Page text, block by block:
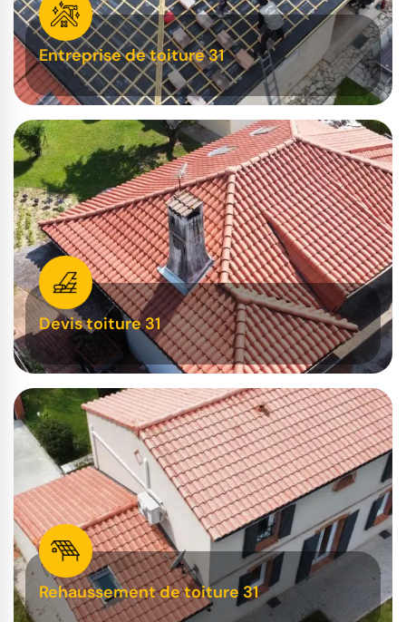
Entreprise de toiture 31
Devis toiture 31
Rehaussement de toiture 31